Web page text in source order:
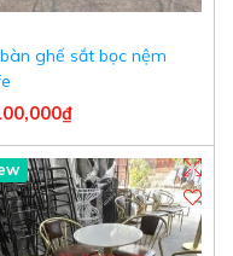
ghế sắt bọc nệm